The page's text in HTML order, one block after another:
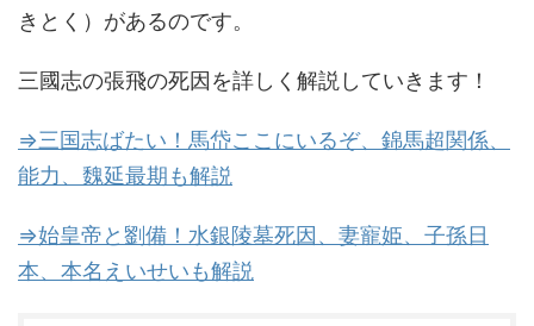
きとく）があるのです。
三國志の張飛の死因を詳しく解説していきます！
⇒三国志ばたい！馬岱ここにいるぞ、錦馬超関係、
能力、魏延最期も解説
⇒始皇帝と劉備！水銀陵墓死因、妻寵姫、子孫日
本、本名えいせいも解説